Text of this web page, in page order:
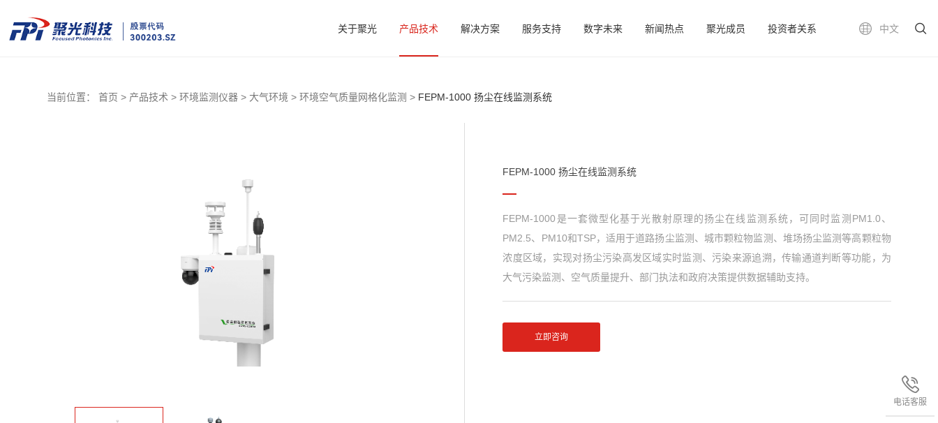
中文
关于聚光 产品技术 解决方案 服务支持 数字未来 新闻热点 聚光成员 投资者关系
电话客服
当前位置： 首页 > 产品技术 > 环境监测仪器 > 大气环境 > 环境空气质量网格化监测 > FEPM-1000 扬尘在线监测系统
FEPM-1000 扬尘在线监测系统
FEPM-1000是一套微型化基于光散射原理的扬尘在线监测系统，可同时监测PM1.0、
PM2.5、PM10和TSP，适用于道路扬尘监测、城市颗粒物监测、堆场扬尘监测等高颗粒物
浓度区域，实现对扬尘污染高发区域实时监测、污染来源追溯，传输通道判断等功能，为
大气污染监测、空气质量提升、部门执法和政府决策提供数据辅助支持。
立即咨询